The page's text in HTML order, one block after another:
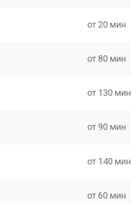
от 20 мин
от 80 мин
от 130 мин
от 90 мин
от 140 мин
от 60 мин